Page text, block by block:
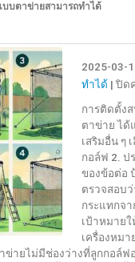
บตาข่ายสามารถทำได้
2025-03-
ทำได้ | ปิด
การติดตั้ง
ตาข่าย ได้
เสริมอื่น ๆ
กอล์ฟ 2. ป
ของข้อต่อ
ตรวจสอบ
กระแทกจ
เป้าหมาย
เครื่องหม
ข่ายไม่มีช่องว่างที่ลูกกอล์